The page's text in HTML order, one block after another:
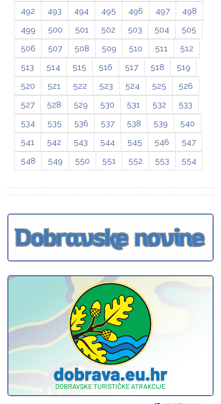
492 493 494 495 496 497
498
499
500 501 502 503 504
505
506
507 508 509 510 511
512
513
514 515 516 517 518
519
520
521 522 523 524 525
526
527
528 529 530 531 532
533
534
535 536 537 538 539
540
541
542 543 544 545 546
547
548
549 550 551 552 553 554